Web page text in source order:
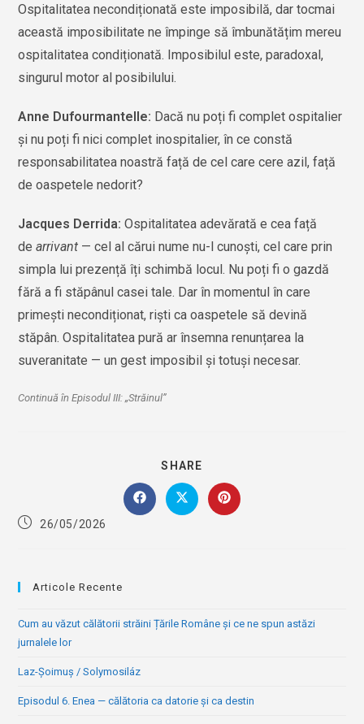
Ospitalitatea necondiționată este imposibilă, dar tocmai
această imposibilitate ne împinge să îmbunătățim mereu
ospitalitatea condiționată. Imposibilul este, paradoxal,
singurul motor al posibilului.
Anne Dufourmantelle: Dacă nu poți fi complet ospitalier
şi nu poți fi nici complet inospitalier, în ce constă
responsabilitatea noastră față de cel care cere azil, față
de oaspetele nedorit?
Jacques Derrida:Ospitalitatea adevărată e cea față
dearrivant — cel al cărui nume nu-l cunoşti, cel care prin
simpla lui prezență îți schimbă locul. Nu poți fi o gazdă
fără a fi stăpânul casei tale. Dar în momentul în care
primeşti necondiționat, rişti ca oaspetele să devină
stăpân. Ospitalitatea pură ar însemna renunțarea la
suveranitate — un gest imposibil şi totuşi necesar.
Continuă în Episodul III: „Străinul”
SHARE
THIS
CONTENT
Opens
in
Opens
in
Opens
in
Post26/05/2026
Articole Recente
Cum au văzut călătorii străini Țările Române și ce ne spun astăzi
jurnalele lor
Laz-Șoimuș / Solymosiláz
Episodul 6. Enea — călătoria ca datorie și ca destin